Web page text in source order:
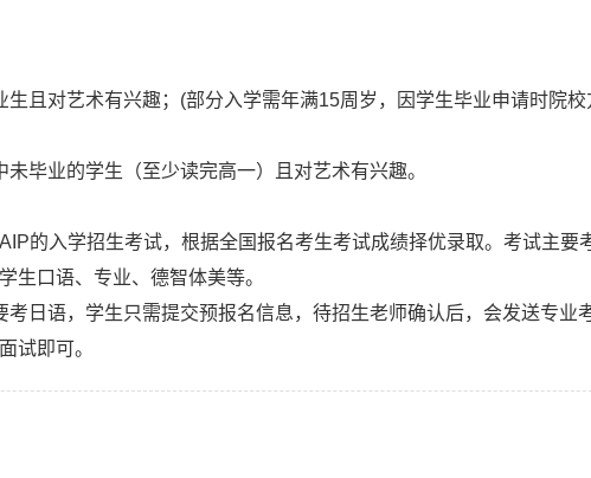
且对艺术有兴趣；(部分入学需年满15周岁，因学生毕业申请时院校
毕业的学生（至少读完高一）且对艺术有兴趣。
的入学招生考试，根据全国报名考生考试成绩择优录取。考试主要
生口语、专业、德智体美等。
日语，学生只需提交预报名信息，待招生老师确认后，会发送专业
试即可。